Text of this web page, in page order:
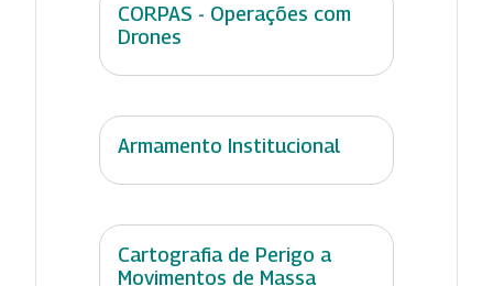
CORPAS - Operações com
Drones
Armamento Institucional
Cartografia de Perigo a
Movimentos de Massa